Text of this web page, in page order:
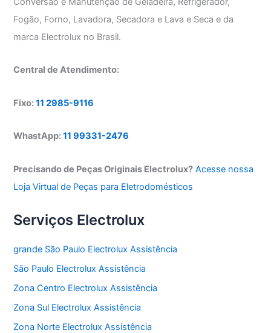
Fogão, Forno, Lavadora, Secadora e Lava e Seca e da
marca Electrolux no Brasil.
Central de Atendimento:
Fixo:11 2985-9116
WhastApp:11 99331-2476
Precisando de Peças Originais Electrolux? Acesse nossa
Loja Virtual de Peças para Eletrodomésticos
Serviços Electrolux
grande São Paulo Electrolux Assistência
São Paulo Electrolux Assistência
Zona Centro Electrolux Assistência
Zona Sul Electrolux Assistência
Zona Norte Electrolux Assistência